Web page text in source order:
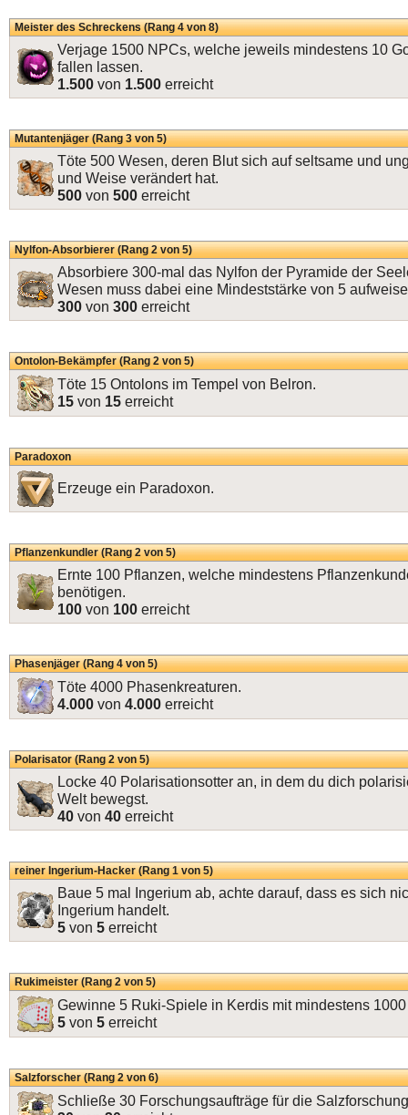
Meister des Schreckens (Rang 4 von 8)
Verjage 1500 NPCs, welche jeweils mindestens 10
fallen lassen.
1.500 von 1.500 erreicht
Mutantenjäger (Rang 3 von 5)
Töte 500 Wesen, deren Blut sich auf seltsame und
und Weise verändert hat.
500 von 500 erreicht
Nylfon-Absorbierer (Rang 2 von 5)
Absorbiere 300-mal das Nylfon der Pyramide der
Wesen muss dabei eine Mindeststärke von 5
300 von 300 erreicht
Ontolon-Bekämpfer (Rang 2 von 5)
Töte 15 Ontolons im Tempel von Belron.
15 von 15 erreicht
Paradoxon
Erzeuge ein Paradoxon.
Pflanzenkundler (Rang 2 von 5)
Ernte 100 Pflanzen, welche mindestens
benötigen.
100 von 100 erreicht
Phasenjäger (Rang 4 von 5)
Töte 4000 Phasenkreaturen.
4.000 von 4.000 erreicht
Polarisator (Rang 2 von 5)
Locke 40 Polarisationsotter an, in dem du dich
Welt bewegst.
40 von 40 erreicht
reiner Ingerium-Hacker (Rang 1 von 5)
Baue 5 mal Ingerium ab, achte darauf, dass es sich
Ingerium handelt.
5 von 5 erreicht
Rukimeister (Rang 2 von 5)
Gewinne 5 Ruki-Spiele in Kerdis mit mindestens
5 von 5 erreicht
Salzforscher (Rang 2 von 6)
Schließe 30 Forschungsaufträge für die